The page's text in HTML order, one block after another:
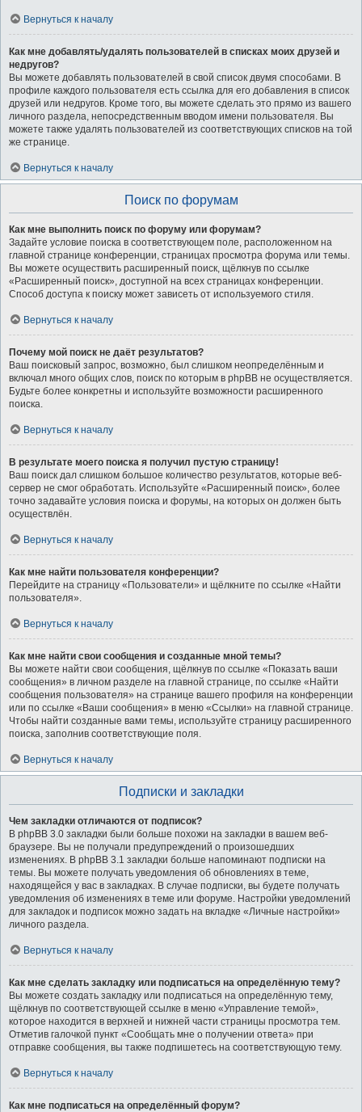
Вернуться к началу
Как мне добавлять/удалять пользователей в списках моих друзей и
недругов?
Вы можете добавлять пользователей в свой список двумя способами. В
профиле каждого пользователя есть ссылка для его добавления в список
друзей или недругов. Кроме того, вы можете сделать это прямо из вашего
личного раздела, непосредственным вводом имени пользователя. Вы
можете также удалять пользователей из соответствующих списков на той
же странице.
Вернуться к началу
Поиск по форумам
Как мне выполнить поиск по форуму или форумам?
Задайте условие поиска в соответствующем поле, расположенном на
главной странице конференции, страницах просмотра форума или темы.
Вы можете осуществить расширенный поиск, щёлкнув по ссылке
«Расширенный поиск», доступной на всех страницах конференции.
Способ доступа к поиску может зависеть от используемого стиля.
Вернуться к началу
Почему мой поиск не даёт результатов?
Ваш поисковый запрос, возможно, был слишком неопределённым и
включал много общих слов, поиск по которым в phpBB не осуществляется.
Будьте более конкретны и используйте возможности расширенного
поиска.
Вернуться к началу
В результате моего поиска я получил пустую страницу!
Ваш поиск дал слишком большое количество результатов, которые веб-
сервер не смог обработать. Используйте «Расширенный поиск», более
точно задавайте условия поиска и форумы, на которых он должен быть
осуществлён.
Вернуться к началу
Как мне найти пользователя конференции?
Перейдите на страницу «Пользователи» и щёлкните по ссылке «Найти
пользователя».
Вернуться к началу
Как мне найти свои сообщения и созданные мной темы?
Вы можете найти свои сообщения, щёлкнув по ссылке «Показать ваши
сообщения» в личном разделе на главной странице, по ссылке «Найти
сообщения пользователя» на странице вашего профиля на конференции
или по ссылке «Ваши сообщения» в меню «Ссылки» на главной странице.
Чтобы найти созданные вами темы, используйте страницу расширенного
поиска, заполнив соответствующие поля.
Вернуться к началу
Подписки и закладки
Чем закладки отличаются от подписок?
В phpBB 3.0 закладки были больше похожи на закладки в вашем веб-
браузере. Вы не получали предупреждений о произошедших
изменениях. В phpBB 3.1 закладки больше напоминают подписки на
темы. Вы можете получать уведомления об обновлениях в теме,
находящейся у вас в закладках. В случае подписки, вы будете получать
уведомления об изменениях в теме или форуме. Настройки уведомлений
для закладок и подписок можно задать на вкладке «Личные настройки»
личного раздела.
Вернуться к началу
Как мне сделать закладку или подписаться на определённую тему?
Вы можете создать закладку или подписаться на определённую тему,
щёлкнув по соответствующей ссылке в меню «Управление темой»,
которое находится в верхней и нижней части страницы просмотра тем.
Отметив галочкой пункт «Сообщать мне о получении ответа» при
отправке сообщения, вы также подпишетесь на соответствующую тему.
Вернуться к началу
Как мне подписаться на определённый форум?